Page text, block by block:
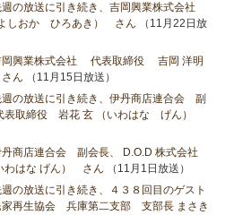
週の放送に引き続き、吉岡興業株式会社
しおか ひろあき） さん （11月22日放
岡興業株式会社 代表取締役 吉岡 洋明
ん （11月15日放送）
週の放送に引き続き、伊丹商店連合会 副
表取締役 岩花 玄 （いわはな げん）
丹商店連合会 副会長、 D.O.D 株式会社
はな げん） さん （11月1日放送）
の放送に引き続き、４３８回目のゲスト
家再生協会 兵庫第二支部 支部長 まさき